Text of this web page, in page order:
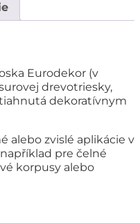
Eurodekor (v
drevotriesky,
dekoratívnym
alebo zvislé aplikácie v
pre čelné
korpusy alebo